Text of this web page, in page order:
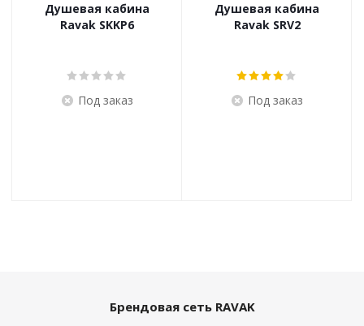
Душевая кабина
Ravak SKKP6
Под заказ
Душевая кабина
Ravak SRV2
Под заказ
Брендовая сеть RAVAK